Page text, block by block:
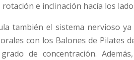
e inclinación hacía los
también el sistema nervioso
con los Balones de Pilates
de concentración.